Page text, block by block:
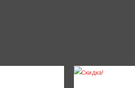
Скидка!